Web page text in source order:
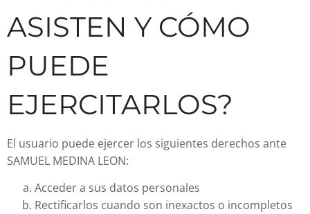
ASISTEN Y CÓMO
PUEDE
EJERCITARLOS?
El usuario puede ejercer los siguientes derechos ante
SAMUEL MEDINA LEON:
Acceder a sus datos personales
Rectificarlos cuando son inexactos o incompletos